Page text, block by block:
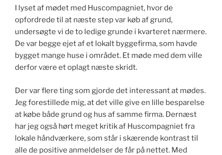
I lyset af mødet med Huscompagniet, hvor de
opfordrede til at næste step var køb af grund,
undersøgte vi de to ledige grunde i kvarteret nærmere.
De var begge ejet af et lokalt byggefirma, som havde
bygget mange huse i området. Et møde med dem ville
derfor være et oplagt næste skridt.
Der var flere ting som gjorde det interessant at mødes.
Jeg forestillede mig, at det ville give en lille besparelse
at købe både grund og hus af samme firma. Dernæst
har jeg også hørt meget kritik af Huscompagniet fra
lokale håndværkere, som står i skærende kontrast til
alle de positive anmeldelser de får på nettet. Med